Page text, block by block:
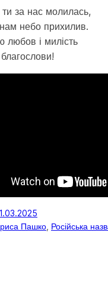
за нас молилась,
небо прихилив.
любов і милість
Пашко Російська